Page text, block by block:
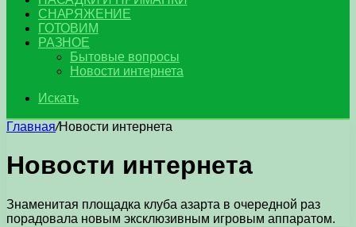
СНАРЯЖЕНИЕ
ГОТОВИМ
РАЗНОЕ
Бытовые вопросы
Новости интернета
Искать
Главная/Новости интернета
Новости интернета
Знаменитая площадка клуба азарта в очередной раз
порадовала новым эксклюзивным игровым аппаратом.